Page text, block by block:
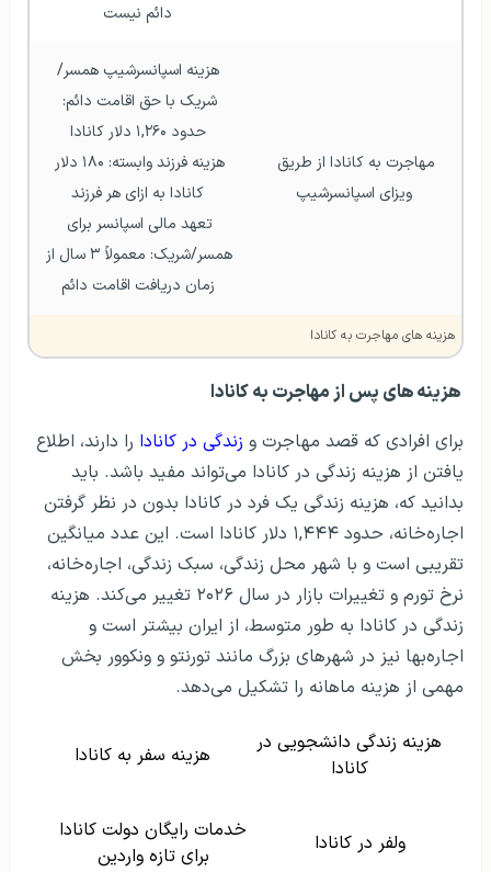
دائم نیست
ویزای اسپانسرشیپ
هزینه اسپانسرشیپ همسر/
حدود ۱,۲۶۰ دلار کانادا
کانادا به ازای هر فرزند
زمان دریافت اقامت دائم
هزینه‌ های مهاجرت به کانادا
هزینه های پس از مهاجرت به کانادا
برای افرادی که قصد مهاجرت و زندگی در کانادا را دارند، اطلاع
یافتن از هزینه زندگی در کانادا می‌تواند مفید باشد. باید
بدانید که، هزینه زندگی یک فرد در کانادا بدون در نظر گرفتن
اجاره‌خانه، حدود ۱,۴۴۴ دلار کانادا است. این عدد میانگین
تقریبی است و با شهر محل زندگی، سبک زندگی، اجاره‌خانه،
نرخ تورم و تغییرات بازار در سال ۲۰۲۶ تغییر می‌کند. هزینه
زندگی در کانادا به طور متوسط، از ایران بیشتر است و
اجاره‌بها نیز در شهرهای بزرگ مانند تورنتو و ونکوور بخش
مهمی از هزینه ماهانه را تشکیل می‌دهد.
هزینه زندگی دانشجویی در
کانادا
هزینه سفر به کانادا
ولفر در کانادا
خدمات رایگان دولت کانادا
برای تازه واردین